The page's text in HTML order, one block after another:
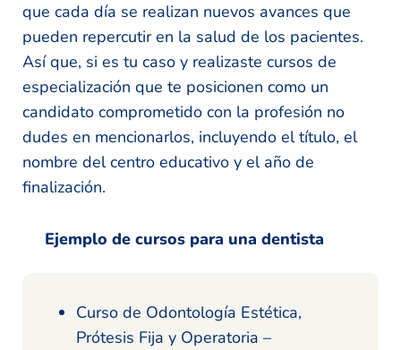
que cada día se realizan nuevos avances que
pueden repercutir en la salud de los pacientes.
Así que, si es tu caso y realizaste cursos de
especialización que te posicionen como un
candidato comprometido con la profesión no
dudes en mencionarlos, incluyendo el título, el
nombre del centro educativo y el año de
finalización.
Ejemplo de cursos para una dentista
Curso de Odontología Estética,
Prótesis Fija y Operatoria –